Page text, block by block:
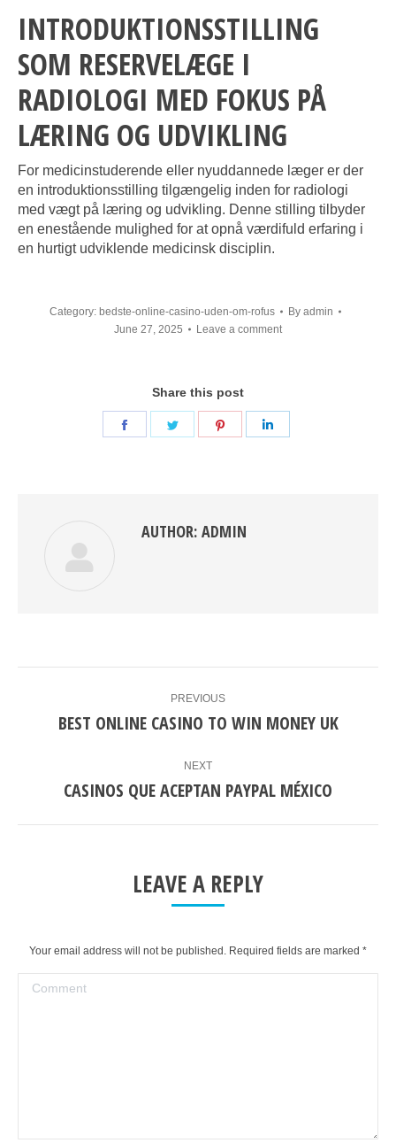
INTRODUKTIONSSTILLING
SOM RESERVELÆGE I
RADIOLOGI MED FOKUS PÅ
LÆRING OG UDVIKLING
For medicinstuderende eller nyuddannede læger er der
en introduktionsstilling tilgængelig inden for radiologi
med vægt på læring og udvikling. Denne stilling tilbyder
en enestående mulighed for at opnå værdifuld erfaring i
en hurtigt udviklende medicinsk disciplin.
Category: bedste-online-casino-uden-om-rofus By admin
June 27, 2025
Leave a comment
Share this post
Share
Share
Share
AUTHOR: ADMIN
NAVIGATION
PREVIOUS
Previous
BEST ONLINE CASINO TO WIN MONEY UK
NEXT
Next
CASINOS QUE ACEPTAN PAYPAL MÉXICO
LEAVE A REPLY
Your email address will not be published. Required fields are marked *
Comment